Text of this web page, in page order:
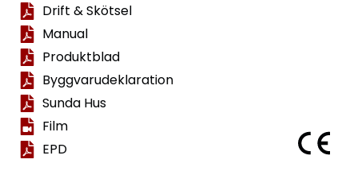
Drift & Skötsel
Manual
Produktblad
Byggvarudeklaration
Sunda Hus
Film
EPD